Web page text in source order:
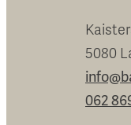
5080
062